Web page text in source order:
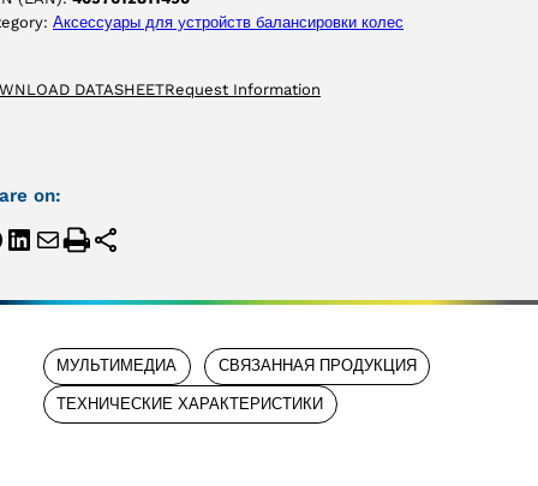
Аксессуары для yстройств балансировки колес
DATASHEETRequest Information
on:
МУЛЬТИМЕДИА СВЯЗАННАЯ ПРОДУКЦИЯ
ТЕХНИЧЕСКИЕ ХАРАКТЕРИСТИКИ